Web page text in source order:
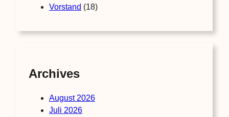
Vorstand (18)
Archives
August 2026
Juli 2026